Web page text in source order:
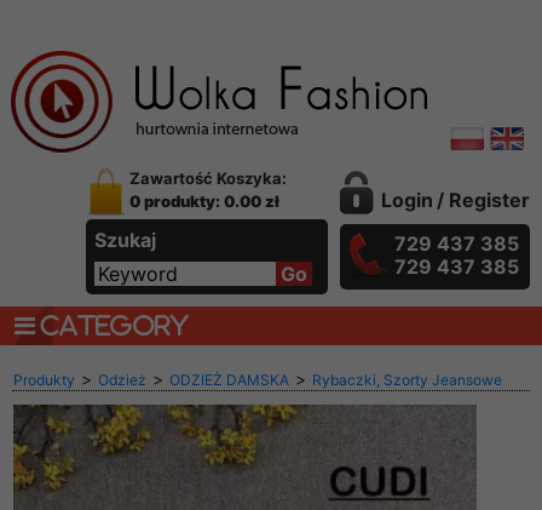
Zawartość Koszyka:
0 produkty: 0.00 zł
Szukaj
Login / Register
729 437 385
729 437 385
CATEGORY
Produkty > Odzież > ODZIEŻ DAMSKA > Rybaczki, Szorty Jeansowe